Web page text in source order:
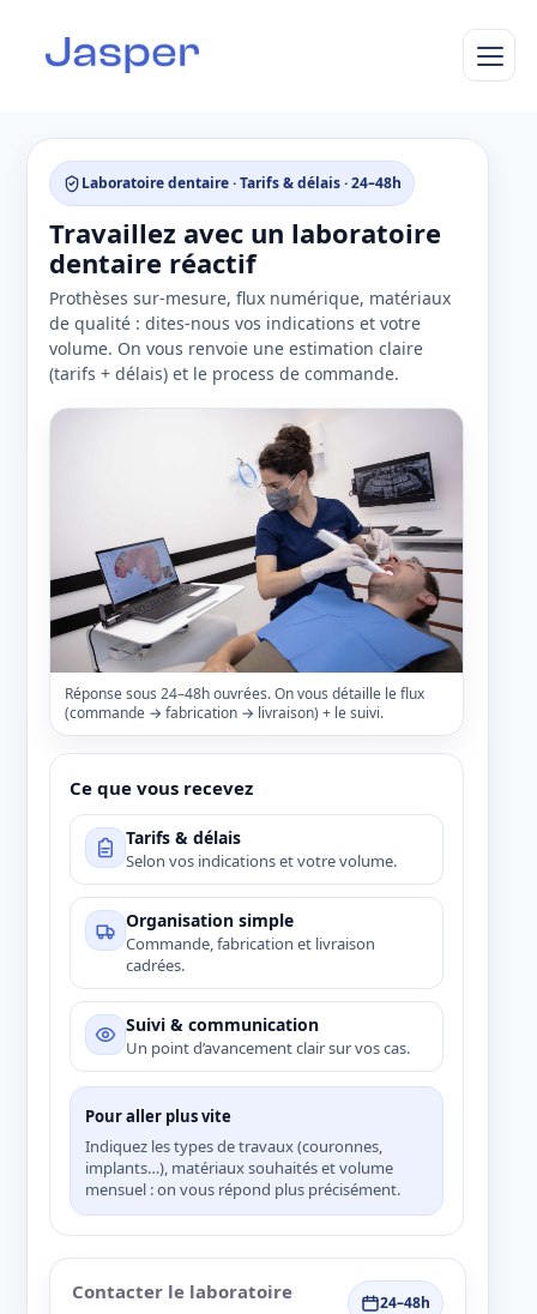
Le laboratoire
La plateforme
Nos scanners
TRIOS 5
TRIOS 6
→ Tous les scanners
Bridges
Inlays/Onlays
Sur implant
Facettes
PAP
PAC
Gouttières
→ Toutes les prothèses
Blog
Notre vision
Lexique dentaire
Se connecter
une démo
Laboratoire dentaire · Tarifs & délais · 24–48h
Travaillez avec un laboratoire
dentaire réactif
Prothèses sur-mesure, flux numérique, matériaux
de qualité : dites-nous vos indications et votre
volume. On vous renvoie une estimation claire
(tarifs + délais) et le process de commande.
Réponse sous 24–48h ouvrées. On vous détaille le flux
(commande → fabrication → livraison) + le suivi.
Ce que vous recevez
Tarifs & délais
Selon vos indications et votre volume.
Organisation simple
Commande, fabrication et livraison
cadrées.
Suivi & communication
Un point d’avancement clair sur vos cas.
Pour aller plus vite
Indiquez les types de travaux (couronnes,
implants…), matériaux souhaités et volume
mensuel : on vous répond plus précisément.
Contacter le laboratoire 24–48h